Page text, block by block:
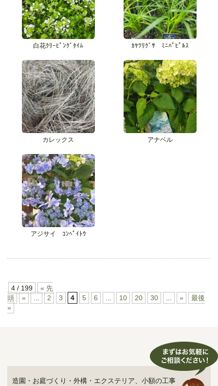
白花ｸﾘｰﾋﾟﾝｸﾞﾀｲﾑ ｶﾔﾂﾘｸﾞｻ ﾐﾆﾊﾟﾋﾟﾙｽ
カレックス アナベル
アジサイ ｺﾝﾍﾟｲﾄｳ
4 / 199
« 先
頭
« 2 3 4 5 6 10 20 30 »
最後
»
造園・お庭づくり・外構・エクステリア、小額の工事